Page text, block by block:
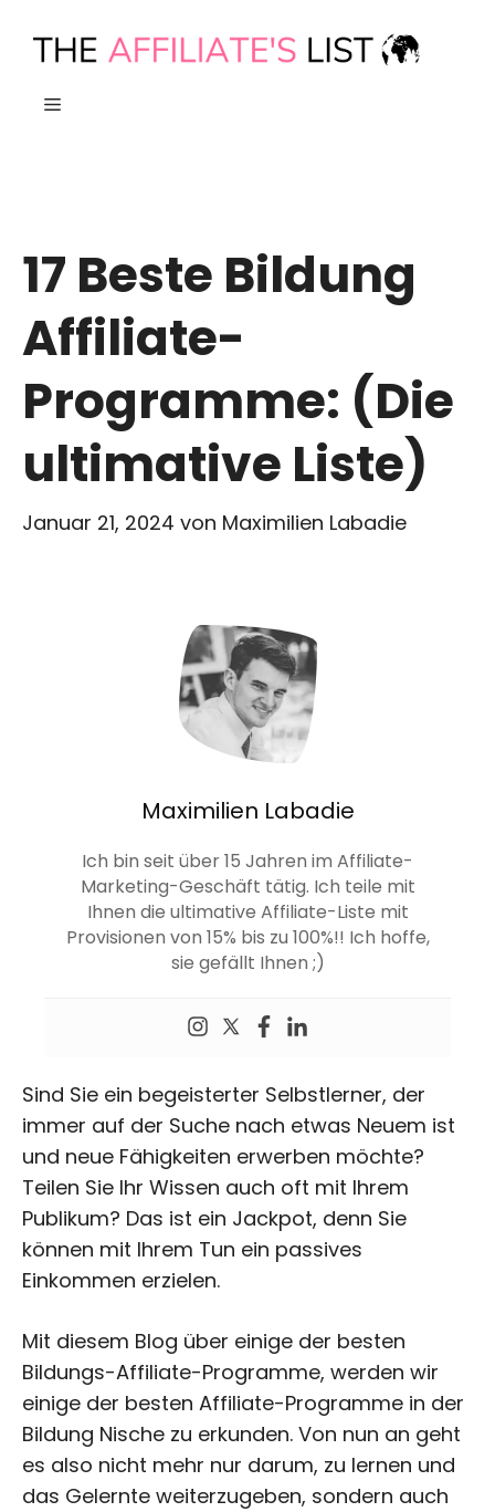
Inhalt
MENÜ
17 Beste Bildung
Affiliate-
Programme: (Die
ultimative Liste)
Januar 21, 2024 von Maximilien Labadie
Maximilien Labadie
Ich bin seit über 15 Jahren im Affiliate-
Marketing-Geschäft tätig. Ich teile mit
Ihnen die ultimative Affiliate-Liste mit
Provisionen von 15% bis zu 100%!! Ich hoffe,
sie gefällt Ihnen ;)
Sind Sie ein begeisterter Selbstlerner, der
immer auf der Suche nach etwas Neuem ist
und neue Fähigkeiten erwerben möchte?
Teilen Sie Ihr Wissen auch oft mit Ihrem
Publikum? Das ist ein Jackpot, denn Sie
können mit Ihrem Tun ein passives
Einkommen erzielen.
Mit diesem Blog über einige der besten
Bildungs-Affiliate-Programme, werden wir
einige der besten Affiliate-Programme in der
Bildung Nische zu erkunden. Von nun an geht
es also nicht mehr nur darum, zu lernen und
das Gelernte weiterzugeben, sondern auch